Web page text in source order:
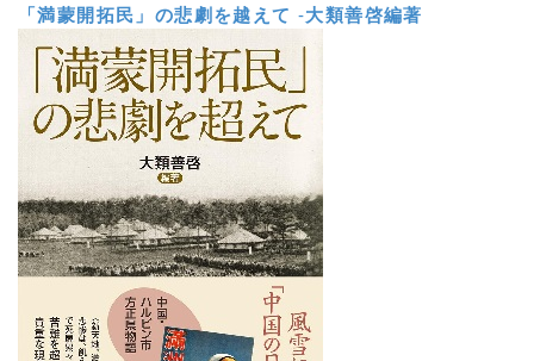
「満蒙開拓民」の悲劇を越えて -大類善啓編著